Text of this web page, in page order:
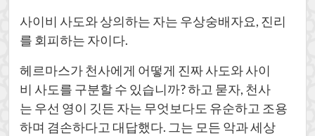
사이비 사도와 상의하는 자는 우상숭배자요, 진리
를 회피하는 자이다.
헤르마스가 천사에게 어떻게 진짜 사도와 사이
비 사도를 구분할 수 있습니까? 하고 묻자, 천사
는 우선 영이 깃든 자는 무엇보다도 유순하고 조용
하며 겸손하다고 대답했다. 그는 모든 악과 세상